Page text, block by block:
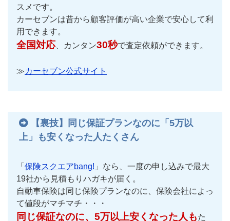
スメです。
カーセブンは昔から顧客評価が高い企業で安心して利
用できます。
全国対応、カンタン30秒で査定依頼ができます。
≫カーセブン公式サイト
【裏技】同じ保証プランなのに「5万以
上」も安くなった人たくさん
「 保険スクエアbang! 」なら、一度の申し込みで最大
19社から見積もりハガキが届く。
自動車保険は同じ保険プランなのに、保険会社によっ
て値段がマチマチ・・・
同じ保証なのに、5万以上安くなった人もた